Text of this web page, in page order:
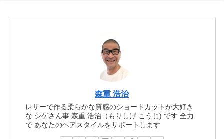
森重 浩治
レザーで作る柔らかな質感のショートカットが大好き
な シゲさん事 森重 浩治（もりしげ こうじ) です 全力
で あなたのヘアスタイルをサポートします